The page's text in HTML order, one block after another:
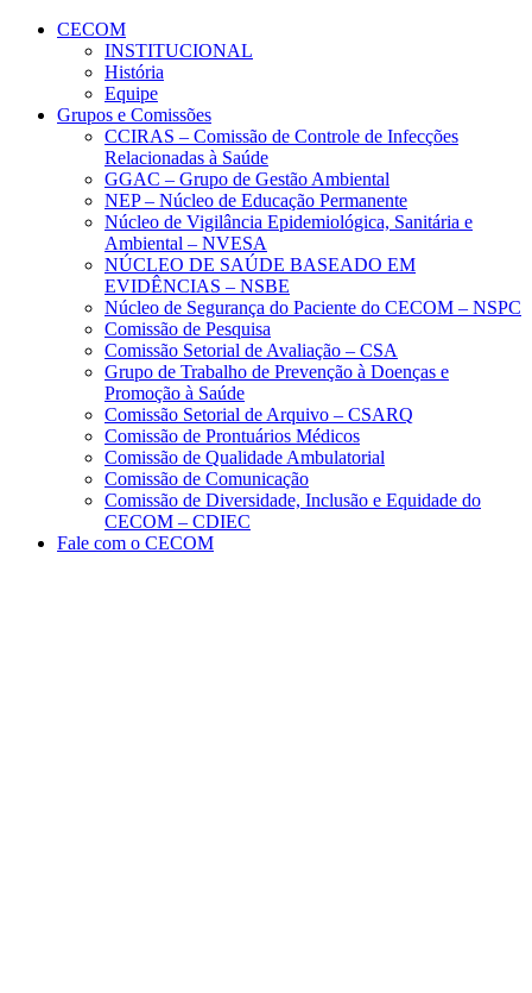
Conteúdo principal
CECOM
INSTITUCIONAL
História
Equipe
Grupos e Comissões
CCIRAS – Comissão de Controle de Infecções
Relacionadas à Saúde
GGAC – Grupo de Gestão Ambiental
NEP – Núcleo de Educação Permanente
Núcleo de Vigilância Epidemiológica, Sanitária e
Ambiental – NVESA
NÚCLEO DE SAÚDE BASEADO EM
EVIDÊNCIAS – NSBE
Núcleo de Segurança do Paciente do CECOM – NSPC
Comissão de Pesquisa
Comissão Setorial de Avaliação – CSA
Grupo de Trabalho de Prevenção à Doenças e
Promoção à Saúde
Comissão Setorial de Arquivo – CSARQ
Comissão de Prontuários Médicos
Comissão de Qualidade Ambulatorial
Comissão de Comunicação
Comissão de Diversidade, Inclusão e Equidade do
CECOM – CDIEC
Fale com o CECOM